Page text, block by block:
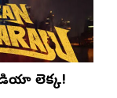
లెక్క!